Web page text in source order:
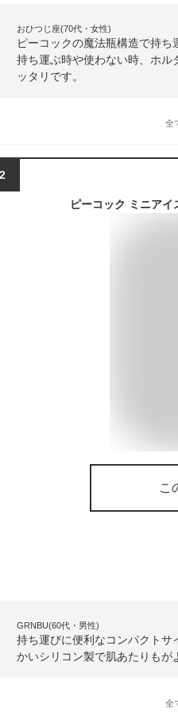
おひつじ座(70代・女性)
ピーコックの魔法瓶構造で持
持ち運ぶ時や使わない時、ホ
ッタリです。
全
2
こ
GRNBU(60代・男性)
持ち運びに便利なコンパクト
かいシリコン製で肌あたりも
全